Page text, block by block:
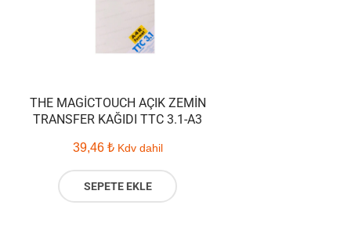
THE MAGICTOUCH AÇIK ZEMIN
TRANSFER KAĞIDI TTC 3.1-A3
39,46 ₺ Kdv dahil
SEPETE EKLE